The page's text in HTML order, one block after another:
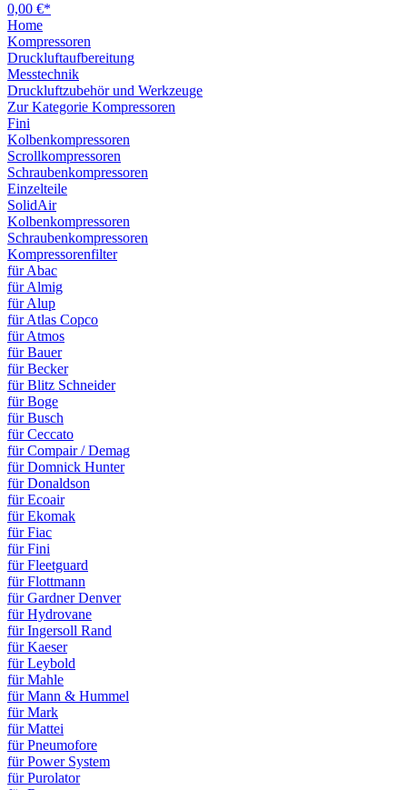
0,00 €*
Home
Kompressoren
Druckluftaufbereitung
Messtechnik
Druckluftzubehör und Werkzeuge
Zur Kategorie Kompressoren
Fini
Kolbenkompressoren
Scrollkompressoren
Schraubenkompressoren
Einzelteile
SolidAir
Kolbenkompressoren
Schraubenkompressoren
Kompressorenfilter
für Abac
für Almig
für Alup
für Atlas Copco
für Atmos
für Bauer
für Becker
für Blitz Schneider
für Boge
für Busch
für Ceccato
für Compair / Demag
für Domnick Hunter
für Donaldson
für Ecoair
für Ekomak
für Fiac
für Fini
für Fleetguard
für Flottmann
für Gardner Denver
für Hydrovane
für Ingersoll Rand
für Kaeser
für Leybold
für Mahle
für Mann & Hummel
für Mark
für Mattei
für Pneumofore
für Power System
für Purolator